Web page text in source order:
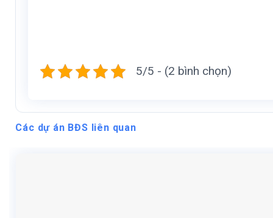
5/5 - (2 bình chọn)
Các dự án BĐS liên quan